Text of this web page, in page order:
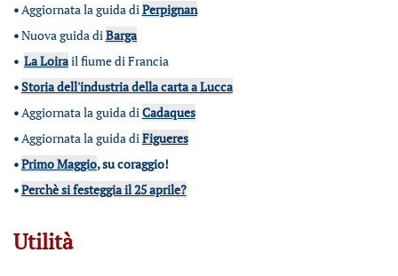
•Aggiornata la guida diPerpignan
•Nuova guida diBarga
• La Loirail fiume di Francia
•Storia dell'industria della carta a Lucca
•Aggiornata la guida diCadaques
•Aggiornata la guida diFigueres
•Primo Maggio, su coraggio!
•Perchè si festeggia il 25 aprile?
Utilità